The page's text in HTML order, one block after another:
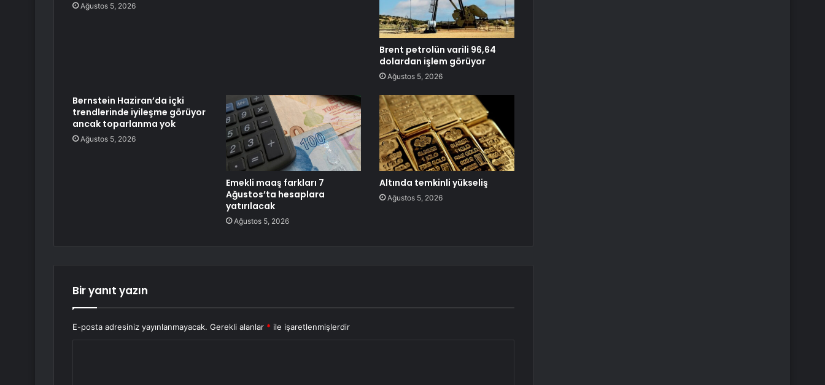
Ağustos 5, 2026
Brent petrolün varili 96,64
dolardan işlem görüyor
Ağustos 5, 2026
Bernstein Haziran’da içki
trendlerinde iyileşme görüyor
ancak toparlanma yok
Ağustos 5, 2026
Emekli maaş farkları 7
Ağustos’ta hesaplara
yatırılacak
Ağustos 5, 2026
Altında temkinli yükseliş
Ağustos 5, 2026
Bir yanıt yazın
E-posta adresiniz yayınlanmayacak. Gerekli alanlar * ile işaretlenmişlerdir